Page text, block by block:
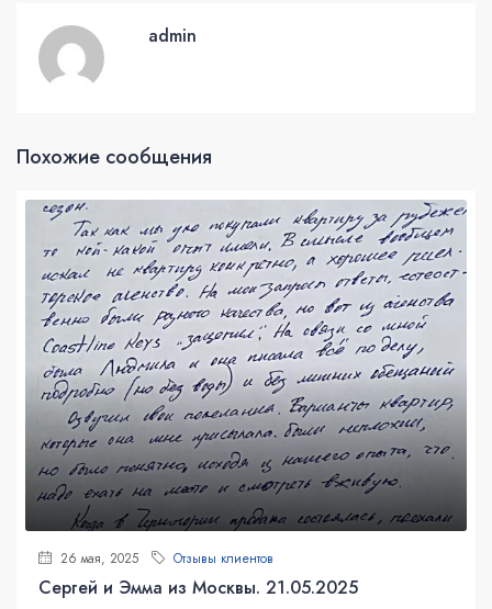
admin
Похожие сообщения
26 мая, 2025 Отзывы клиентов
Сергей и Эмма из Москвы. 21.05.2025